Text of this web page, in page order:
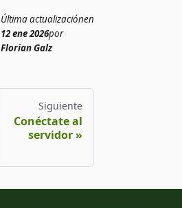
Última actualizaciónen
12 ene 2026por
Florian Galz
Siguiente
Conéctate al
servidor